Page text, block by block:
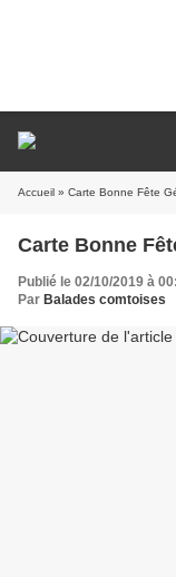
Accueil » Carte Bonne Fête
Carte Bonne
Publié le 02/10/2019 à
Par Balades comtoises